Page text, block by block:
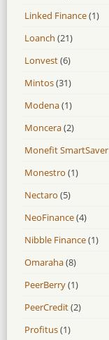
Linked Finance(1)
Loanch (21)
Lonvest(6)
Mintos(31)
Modena(1)
Moncera(2)
Monefit SmartSaver
Monestro (1)
Nectaro (5)
NeoFinance(4)
Nibble Finance(1)
Omaraha(8)
PeerBerry(1)
PeerCredit(2)
Profitus(1)